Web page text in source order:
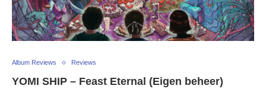
Album Reviews Reviews
YOMI SHIP – Feast Eternal (Eigen beheer)